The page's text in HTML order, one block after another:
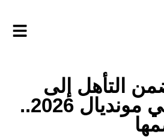
التأهل إلى
دور الـ 32 في مونديال 2026..